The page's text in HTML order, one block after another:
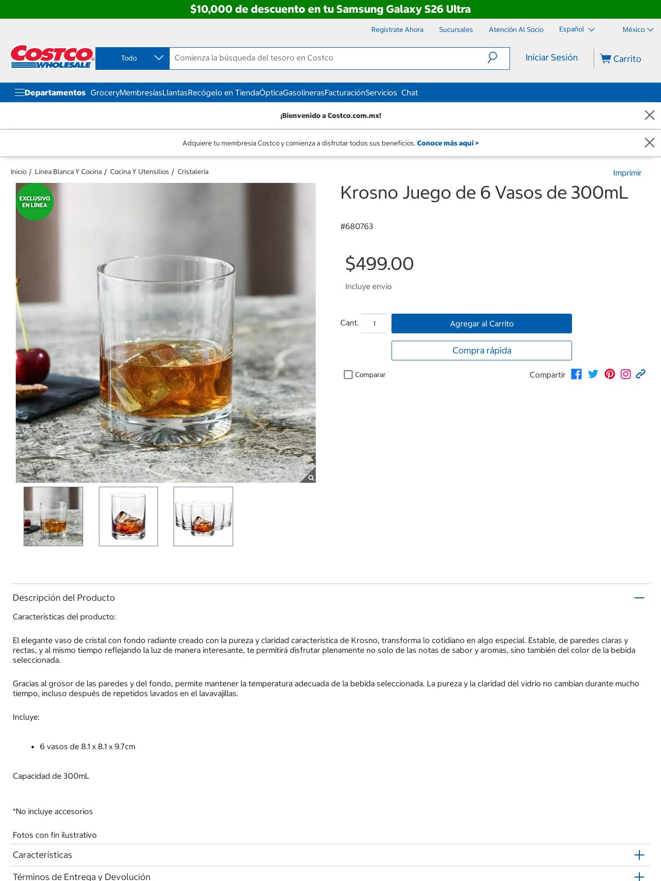
$10,000 de descuento en tu Samsung Galaxy S26 Ultra
contenido
menú
navegación
Regístrate Ahora Sucursales Atención Al Socio Español México
Todo Iniciar Sesión Carrito
Departamentos GroceryMembresíasLlantasRecógelo en TiendaÓpticaGasolinerasFacturaciónServicios Chat
¡Bienvenido a Costco.com.mx!
Adquiere tu membresía Costco y comienza a disfrutar todos sus beneficios. Conoce más aquí >
Inicio Línea Blanca Y Cocina Cocina Y Utensilios Cristalería Imprimir
Krosno Juego de 6 Vasos de 300mL
#680763
$499.00
Incluye envío
Cant. Agregar al Carrito
Compra rápida
Comparar Compartir
Descripción del Producto
Características del producto:
El elegante vaso de cristal con fondo radiante creado con la pureza y claridad característica de Krosno, transforma lo cotidiano en algo especial. Estable, de paredes claras y
rectas, y al mismo tiempo reflejando la luz de manera interesante, te permitirá disfrutar plenamente no solo de las notas de sabor y aromas, sino también del color de la bebida
seleccionada.
Gracias al grosor de las paredes y del fondo, permite mantener la temperatura adecuada de la bebida seleccionada. La pureza y la claridad del vidrio no cambian durante mucho
tiempo, incluso después de repetidos lavados en el lavavajillas.
Incluye:
6 vasos de 8.1 x 8.1 x 9.7cm
Capacidad de 300mL
*No incluye accesorios
Fotos con fin ilustrativo
Características
Términos de Entrega y Devolución